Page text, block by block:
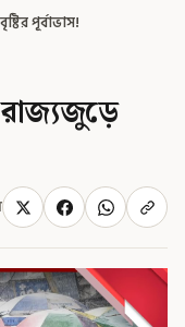
পূর্বাভাস!
রাজ্যজুড়ে